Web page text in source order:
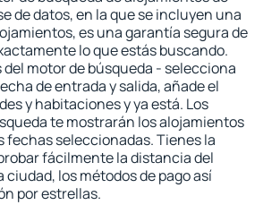
de datos, en la que se incluyen una
es una garantía segura de
lo que estás buscando.
del motor de búsqueda - selecciona
de entrada y salida, añade el
y habitaciones y ya está. Los
te mostrarán los alojamientos
fechas seleccionadas. Tienes la
fácilmente la distancia del
ciudad, los métodos de pago así
por estrellas.